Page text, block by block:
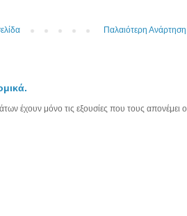
Παλαιότερη Ανάρτηση
έχουν μόνο τις εξουσίες που τους απονέμει ο